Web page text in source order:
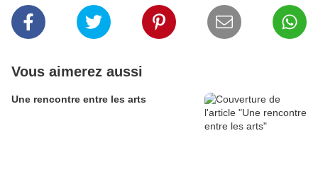
Vous aimerez aussi
Une rencontre entre les arts